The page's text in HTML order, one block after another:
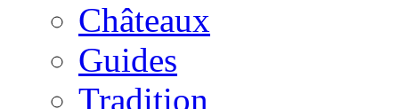
Châteaux
Guides
Tradition